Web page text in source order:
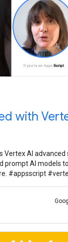
with
Vertex AI advanced
prompt AI models
#appsscript